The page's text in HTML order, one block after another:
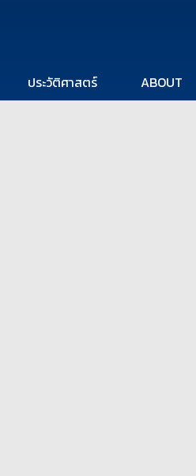
ประวัติศาสตร์ ABOUT